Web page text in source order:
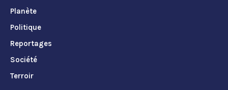
Planète
Politique
Reportages
Société
Terroir